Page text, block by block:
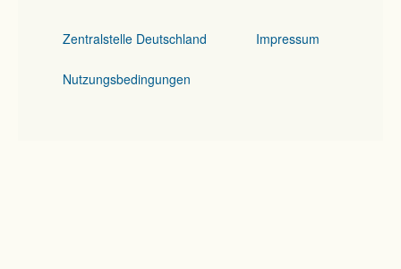
Zentralstelle Deutschland Impressum
Nutzungsbedingungen